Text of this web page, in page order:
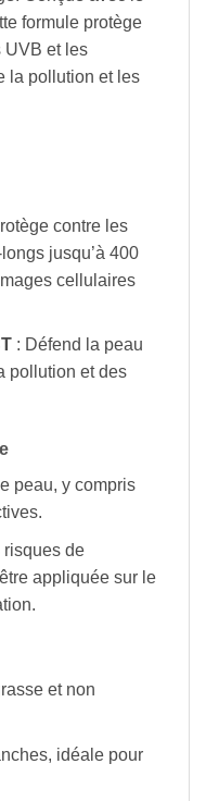
formule protège
UVB et les
la pollution et les
contre les
jusqu’à 400
cellulaires
: Défend la peau
pollution et des
peau, y compris
risques de
appliquée sur le
et non
idéale pour